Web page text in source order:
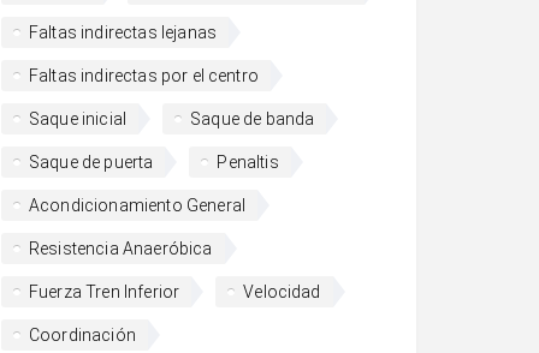
Faltas indirectas lejanas
Faltas indirectas por el centro
Saque inicial Saque de banda
Saque de puerta Penaltis
Acondicionamiento General
Resistencia Anaeróbica
Fuerza Tren Inferior Velocidad
Coordinación